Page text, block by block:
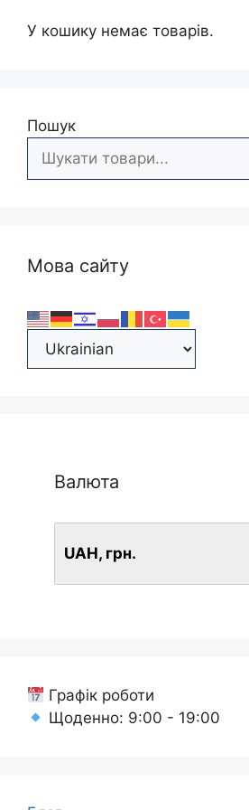
У кошику немає товарів.
Пошук
Мова сайту
Валюта
UAH, грн.
Графік роботи
Щоденно: 9:00 - 19:00